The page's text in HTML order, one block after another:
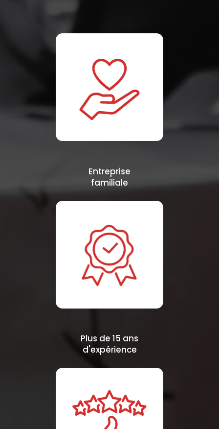
Entreprise
familiale
Plus de 15 ans
d'expérience